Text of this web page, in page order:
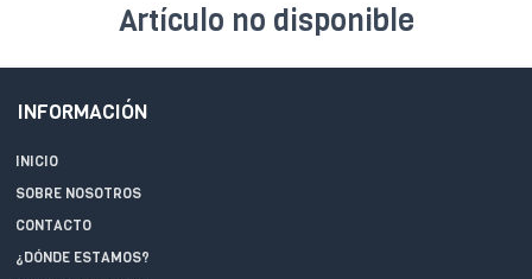
Artículo no disponible
INFORMACIÓN
INICIO
SOBRE NOSOTROS
CONTACTO
¿DÓNDE ESTAMOS?